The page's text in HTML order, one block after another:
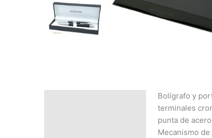
Bolígrafo y
terminales
punta de
Mecanismo